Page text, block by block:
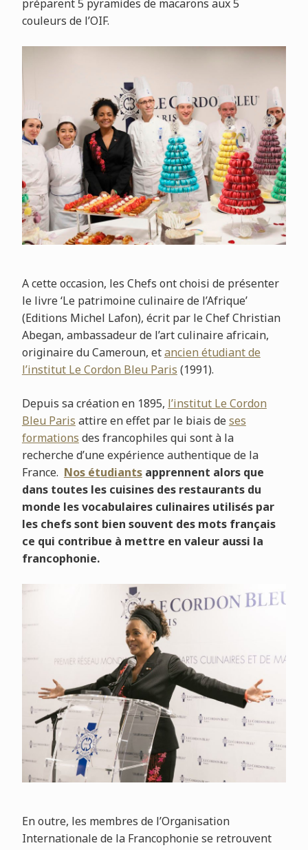
préparent 5 pyramides de macarons aux 5
couleurs de l’OIF.
A cette occasion, les Chefs ont choisi de présenter
le livre ‘Le patrimoine culinaire de l’Afrique’
(Editions Michel Lafon), écrit par le Chef Christian
Abegan, ambassadeur de l’art culinaire africain,
originaire du Cameroun, etancien étudiant de
l’institut Le Cordon Bleu Paris (1991).
Depuis sa création en 1895, l’institut Le Cordon
Bleu Paris attire en effet par le biais deses
formations des francophiles qui sont à la
recherche d’une expérience authentique de la
France. Nos étudiantsapprennent alors que
dans toutes les cuisines des restaurants du
monde les vocabulaires culinaires utilisés par
les chefs sont bien souvent des mots français
ce qui contribue à mettre en valeur aussi la
francophonie.
En outre, les membres de l’Organisation
Internationale de la Francophonie se retrouvent